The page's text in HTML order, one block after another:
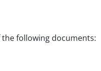
following documents: